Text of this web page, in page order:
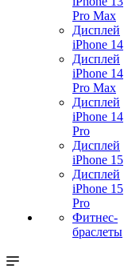
Pro Max
Дисплей
iPhone 14
Дисплей
iPhone 14
Pro Max
Дисплей
iPhone 14
Pro
Дисплей
iPhone 15
Дисплей
iPhone 15
Pro
Фитнес-
браслеты